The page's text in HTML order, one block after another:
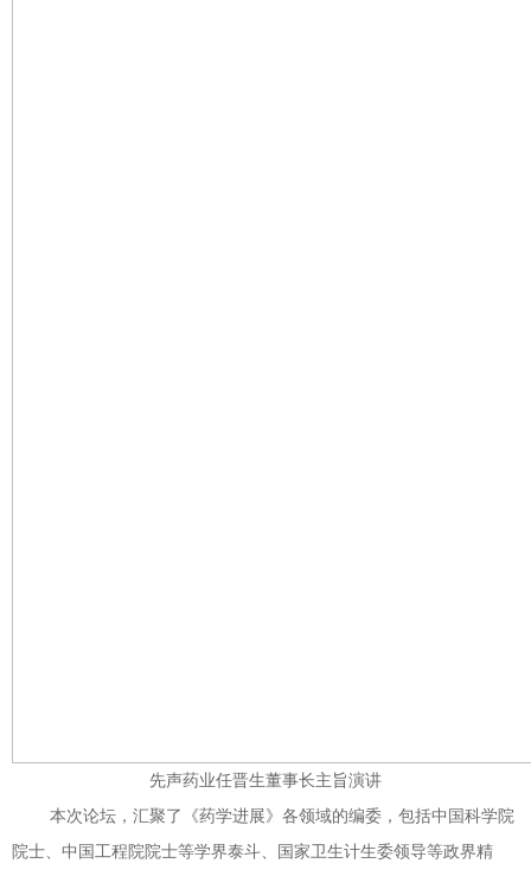
先声药业任晋生董事长主旨演讲
本次论坛，汇聚了《药学进展》各领域的编委，包括中国科学院
院士、中国工程院院士等学界泰斗、国家卫生计生委领导等政界精